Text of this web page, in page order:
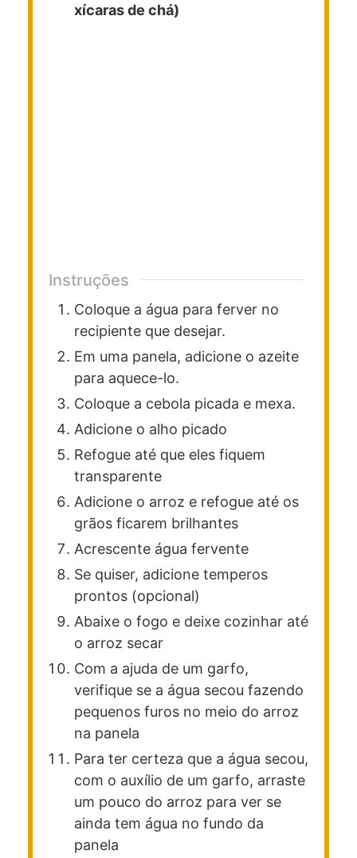
xícaras de chá)
Instruções
Coloque a água para ferver no
recipiente que desejar.
Em uma panela, adicione o azeite
para aquece-lo.
Coloque a cebola picada e mexa.
Adicione o alho picado
Refogue até que eles fiquem
transparente
Adicione o arroz e refogue até os
grãos ficarem brilhantes
Acrescente água fervente
Se quiser, adicione temperos
prontos (opcional)
Abaixe o fogo e deixe cozinhar até
o arroz secar
Com a ajuda de um garfo,
verifique se a água secou fazendo
pequenos furos no meio do arroz
na panela
Para ter certeza que a água secou,
com o auxílio de um garfo, arraste
um pouco do arroz para ver se
ainda tem água no fundo da
panela